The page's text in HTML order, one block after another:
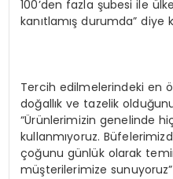
100’den fazla şubesi ile
kanıtlamış durumda” diye
Tercih edilmelerindeki en
doğallık ve tazelik
“Ürünlerimizin genelinde
kullanmıyoruz.
çoğunu günlük olarak
müşterilerimize